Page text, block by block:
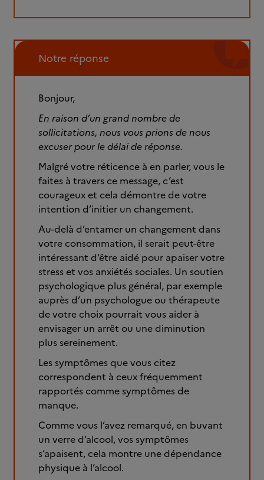
Notre réponse
Bonjour,
En raison d’un grand nombre de
sollicitations, nous vous prions de nous
excuser pour le délai de réponse.
Malgré votre réticence à en parler, vous le
faites à travers ce message, c’est
courageux et cela démontre de votre
intention d’initier un changement.
Au-delà d’entamer un changement dans
votre consommation, il serait peut-être
intéressant d’être aidé pour apaiser votre
stress et vos anxiétés sociales. Un soutien
psychologique plus général, par exemple
auprès d’un psychologue ou thérapeute
de votre choix pourrait vous aider à
envisager un arrêt ou une diminution
plus sereinement.
Les symptômes que vous citez
correspondent à ceux fréquemment
rapportés comme symptômes de
manque.
Comme vous l’avez remarqué, en buvant
un verre d’alcool, vos symptômes
s’apaisent, cela montre une dépendance
physique à l’alcool.